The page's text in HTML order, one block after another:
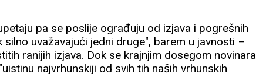
pa se poslije ograđuju od izjava i pogrešnih
uvažavajući jedni druge", barem u javnosti –
ranijih izjava. Dok se krajnjim dosegom novinara
najvrhunskiji od svih tih naših vrhunskih